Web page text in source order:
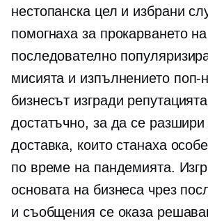
нестопанска цел и избрани
помогнаха за прокарването
последователно
мисията и изпълнението поп-
бизнесът изгради
достатъчно, за да се разшири
доставка, които станаха
по време на пандемията.
основата на бизнеса чрез
и съобщения се оказа